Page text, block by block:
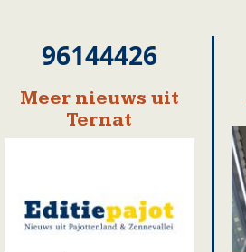
96144426
Meer nieuws uit
Ternat